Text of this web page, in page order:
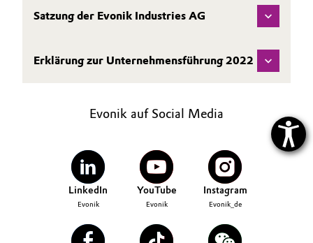
Satzung der Evonik Industries AG
Erklärung zur Unternehmensführung 2022
Evonik auf Social Media
LinkedIn
Evonik
YouTube
Evonik
Instagram
Evonik_de